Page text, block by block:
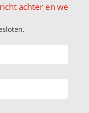
achter en we